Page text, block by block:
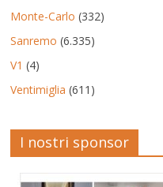
Monte-Carlo (332)
Sanremo (6.335)
V1 (4)
Ventimiglia (611)
I nostri sponsor